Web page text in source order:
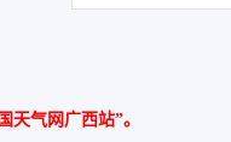
天气网广西站”。